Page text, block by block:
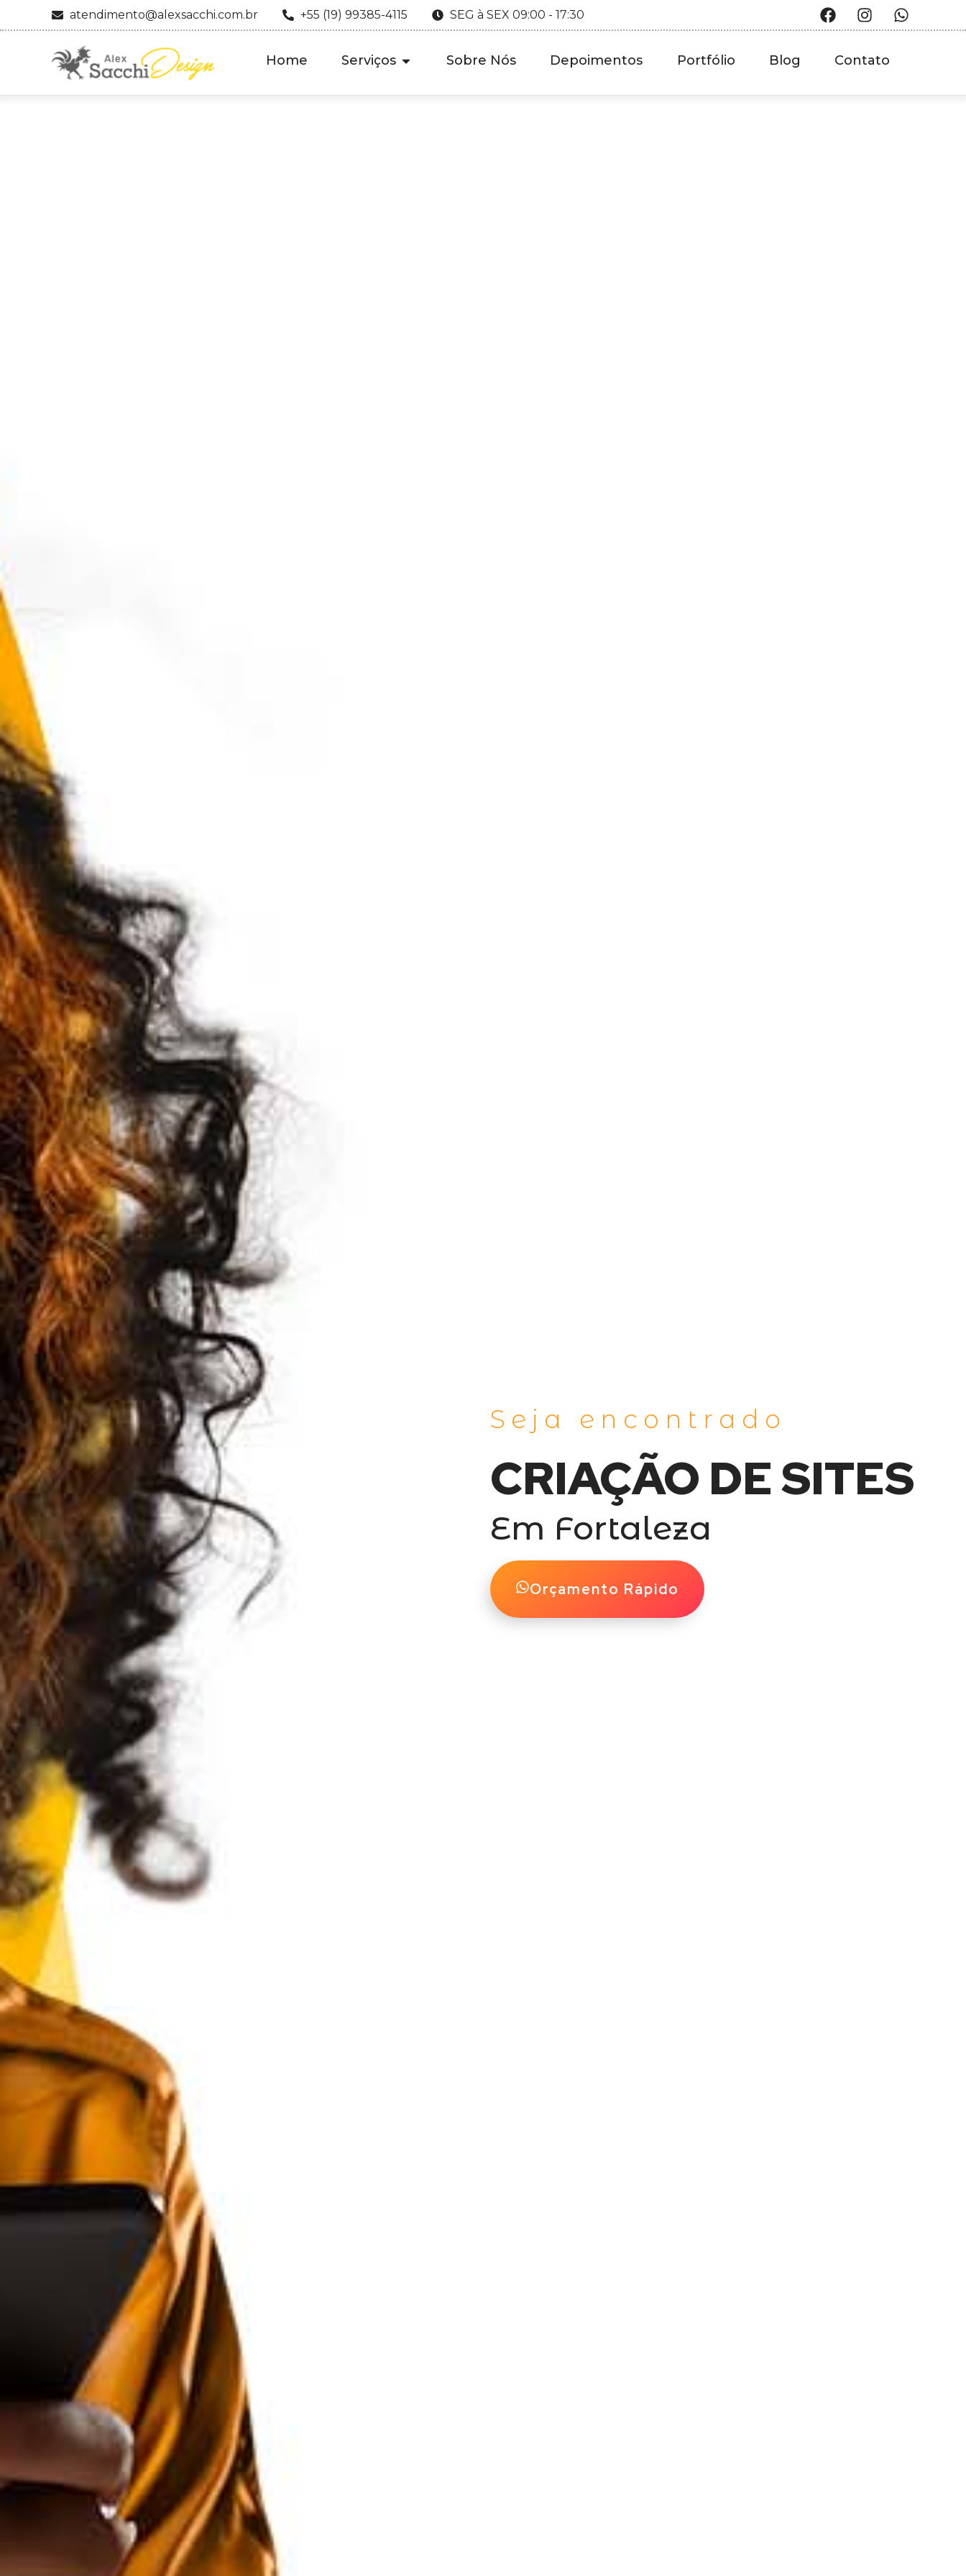
atendimento@alexsacchi.com.br +55 (19) 99385-4115 SEG à SEX 09:00 - 17:30
Home Serviços Sobre Nós Depoimentos Portfólio Blog Contato
Seja encontrado
CRIAÇÃO DE SITES
Em Fortaleza
Orçamento Rápido